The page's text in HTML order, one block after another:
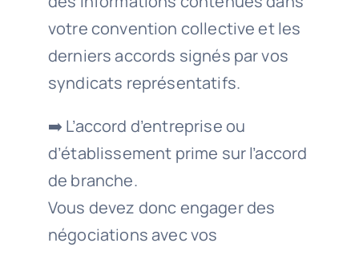
votre convention collective et les
derniers accords signés par vos
syndicats représentatifs.
➡️ L’accord d’entreprise ou
d’établissement prime sur l’accord
de branche.
Vous devez donc engager des
négociations avec vos